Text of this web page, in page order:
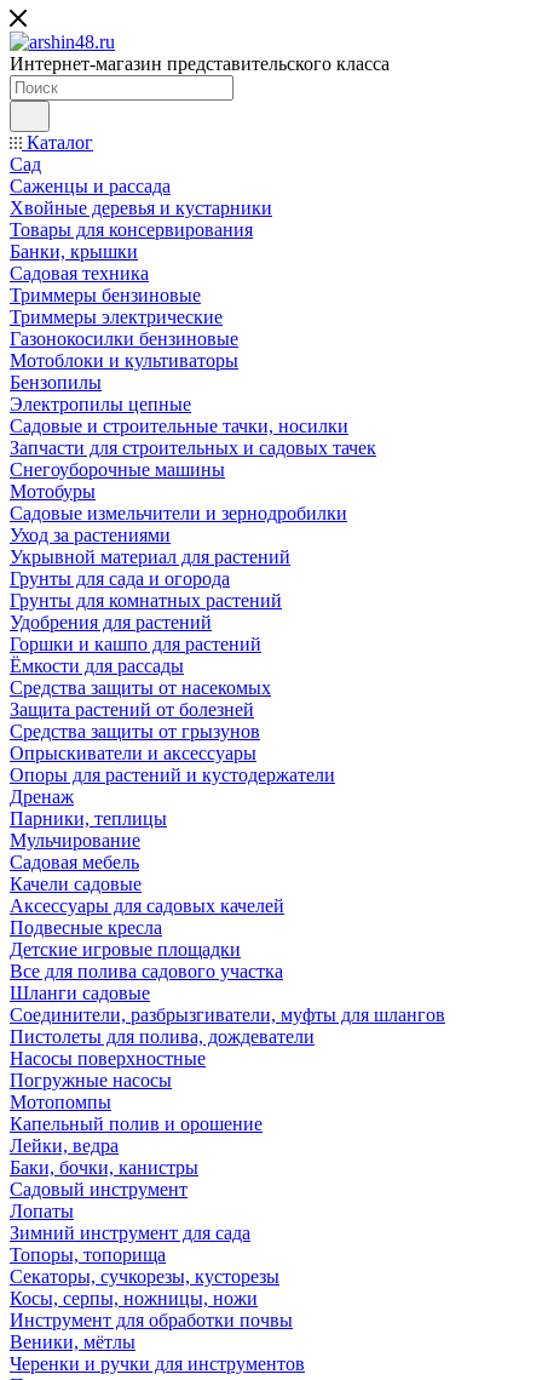
Интернет-магазин представительского класса
Каталог
Сад
Саженцы и рассада
Хвойные деревья и кустарники
Товары для консервирования
Банки, крышки
Садовая техника
Триммеры бензиновые
Триммеры электрические
Газонокосилки бензиновые
Мотоблоки и культиваторы
Бензопилы
Электропилы цепные
Садовые и строительные тачки, носилки
Запчасти для строительных и садовых тачек
Снегоуборочные машины
Мотобуры
Садовые измельчители и зернодробилки
Уход за растениями
Укрывной материал для растений
Грунты для сада и огорода
Грунты для комнатных растений
Удобрения для растений
Горшки и кашпо для растений
Ёмкости для рассады
Средства защиты от насекомых
Защита растений от болезней
Средства защиты от грызунов
Опрыскиватели и аксессуары
Опоры для растений и кустодержатели
Дренаж
Парники, теплицы
Мульчирование
Садовая мебель
Качели садовые
Аксессуары для садовых качелей
Подвесные кресла
Детские игровые площадки
Все для полива садового участка
Шланги садовые
Соединители, разбрызгиватели, муфты для шлангов
Пистолеты для полива, дождеватели
Насосы поверхностные
Погружные насосы
Мотопомпы
Капельный полив и орошение
Лейки, ведра
Баки, бочки, канистры
Садовый инструмент
Лопаты
Зимний инструмент для сада
Топоры, топорища
Секаторы, сучкорезы, кусторезы
Косы, серпы, ножницы, ножи
Инструмент для обработки почвы
Веники, мётлы
Черенки и ручки для инструментов